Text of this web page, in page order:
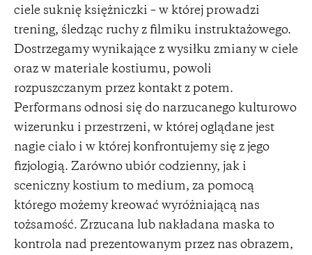
ciele suknię księżniczki – w której prowadzi
trening, śledząc ruchy z filmiku instruktażowego.
Dostrzegamy wynikające z wysiłku zmiany w ciele
oraz w materiale kostiumu, powoli
rozpuszczanym przez kontakt z potem.
Performans odnosi się do narzucanego kulturowo
wizerunku i przestrzeni, w której oglądane jest
nagie ciało i w której konfrontujemy się z jego
fizjologią. Zarówno ubiór codzienny, jak i
sceniczny kostium to medium, za pomocą
którego możemy kreować wyróżniającą nas
tożsamość. Zrzucana lub nakładana maska to
kontrola nad prezentowanym przez nas obrazem,